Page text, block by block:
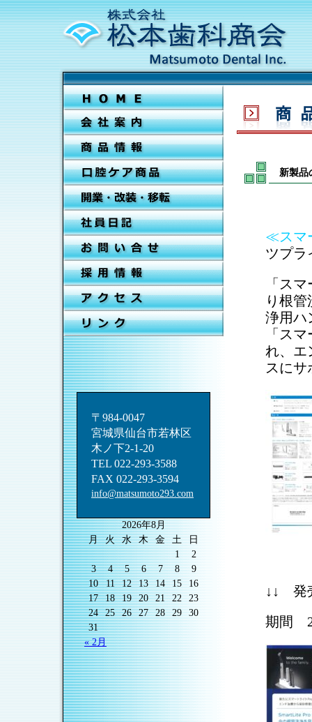
〒984-0047
宮城県仙台市若林区
木ノ下2-1-20
TEL 022-293-3588
FAX 022-293-3594
info@matsumoto293.com
2026年8月
月
火 水 木 金 土
日
1
2
3
4 5 6 7 8
9
10
11 12 13 14 15
16
17
18 19 20 21 22
23
24
25 26 27 28 29
30
31
« 2月
新製品
≪スマ
ツプラ
「ス
り根
浄用ハ
「ス
れ、エ
スに
↓↓ 発
期間